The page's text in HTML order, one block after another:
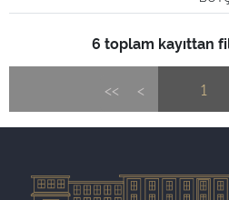
6 toplam kayıttan
<< < 1